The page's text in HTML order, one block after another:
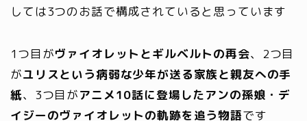
しては3つのお話で構成されていると思っています
1つ目がヴァイオレットとギルベルトの再会、2つ目
がユリスという病弱な少年が送る家族と親友への手
紙、3つ目がアニメ10話に登場したアンの孫娘・デ
イジーのヴァイオレットの軌跡を追う物語です